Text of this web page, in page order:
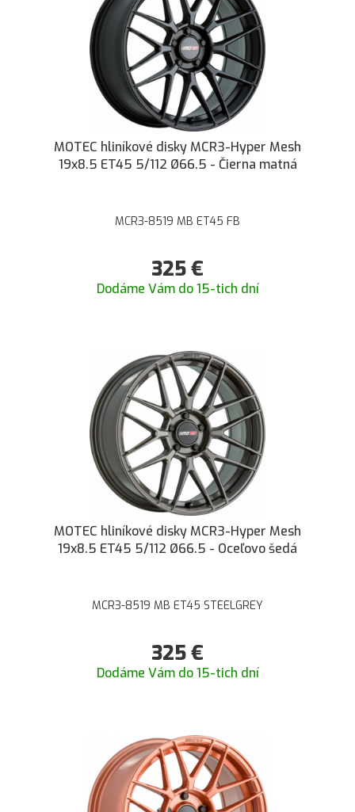
MOTEC hliníkové disky MCR3-Hyper Mesh
19x8.5 ET45 5/112 Ø66.5 - Čierna matná
MCR3-8519 MB ET45 FB
325€
Dodáme Vám do 15-tich dní
MOTEC hliníkové disky MCR3-Hyper Mesh
19x8.5 ET45 5/112 Ø66.5 - Oceľovo šedá
MCR3-8519 MB ET45 STEELGREY
325€
Dodáme Vám do 15-tich dní